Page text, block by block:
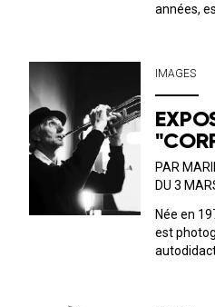
années,
auto...
IMAGES
PAR
DU 3
Née en
est